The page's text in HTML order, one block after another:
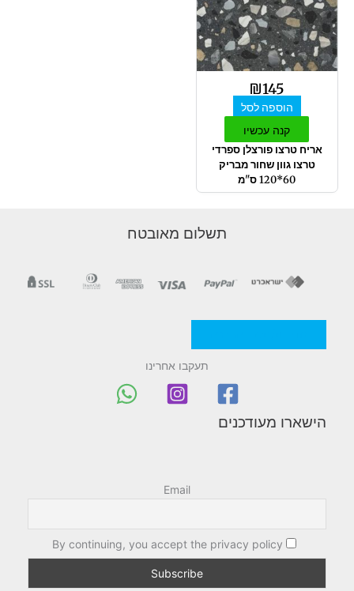
₪145
הוספה לסל
קנה עכשיו
אריח טרצו פורצלן ספרדי
טרצו גוון שחור מבריק
60*120 ס"מ
תשלום מאובטח
תעקבו אחרינו
הישארו מעודכנים
Email
By continuing, you accept the privacy policy